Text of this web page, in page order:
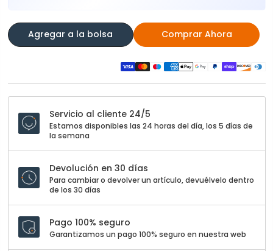
Agregar a la bolsa Comprar Ahora
Servicio al cliente 24/5
Estamos disponibles las 24 horas del día, los 5 días de
la semana
Devolución en 30 días
Para cambiar o devolver un artículo, devuélvelo dentro
de los 30 días
Pago 100% seguro
Garantizamos un pago 100% seguro en nuestra web